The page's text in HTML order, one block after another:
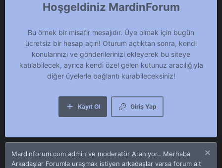
MardinForum
Bu örnek bir misafir mesajıdır. Üye olmak için bugün
ücretsiz bir hesap açın! Oturum açtıktan sonra, kendi
konularınızı ve gönderilerinizi ekleyerek bu siteye
katılabilecek, ayrıca kendi özel gelen kutunuz aracılığıyla
diğer üyelerle bağlantı kurabileceksiniz!
Giriş Yap
Kayıt Ol
Mardinforum.com admin ve moderatör Aranıyor.. Merhaba
Arkadaşlar Forumla uraşmak istiyen arkadaşlar varsa forum alt